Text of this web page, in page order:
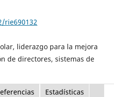
rie690132
liderazgo para la mejora
de directores, sistemas de
Estadísticas